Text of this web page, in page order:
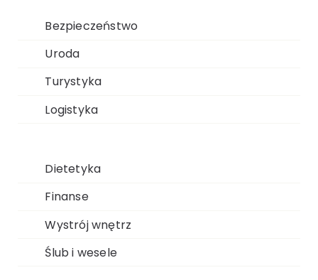
Bezpieczeństwo
Uroda
Turystyka
Logistyka
Dietetyka
Finanse
Wystrój wnętrz
Ślub i wesele